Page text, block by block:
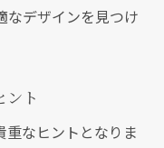
なデザインを見つけ
ント
重なヒントとなりま